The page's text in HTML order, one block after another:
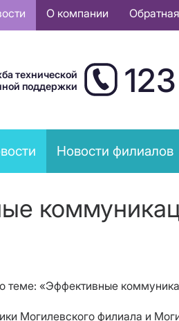
О компании
технической
поддержки
123
Новости филиалов
«Эффективные
Могилевского филиала и